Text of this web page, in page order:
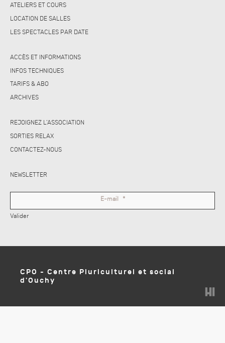
ATELIERS ET COURS
LOCATION DE SALLES
LES SPECTACLES PAR DATE
ACCÈS ET INFORMATIONS
INFOS TECHNIQUES
TARIFS & ABO
ARCHIVES
REJOIGNEZ L’ASSOCIATION
SORTIES RELAX
CONTACTEZ-NOUS
NEWSLETTER
E-mail *
Valider
CPO - Centre Pluriculturel et social
d'Ouchy